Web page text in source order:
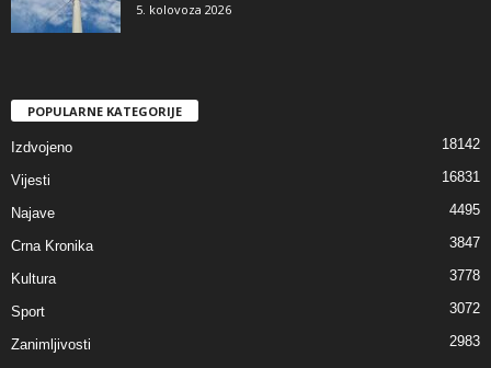
5. kolovoza 2026
POPULARNE KATEGORIJE
Izdvojeno 18142
Vijesti 16831
Najave 4495
Crna Kronika 3847
Kultura 3778
Sport 3072
Zanimljivosti 2983